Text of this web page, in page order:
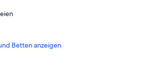
Betten anzeigen